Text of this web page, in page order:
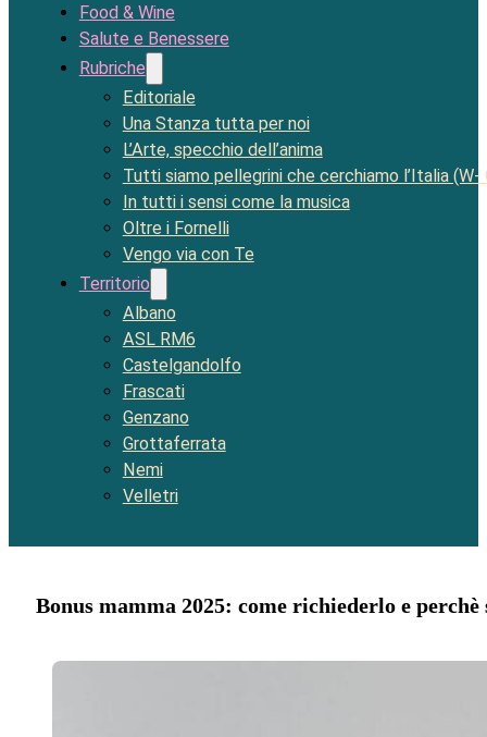
Food & Wine
Salute e Benessere
Rubriche
Editoriale
Una Stanza tutta per noi
L’Arte, specchio dell’anima
Tutti siamo pellegrini che cerchiamo l’Italia (W-
In tutti i sensi come la musica
Oltre i Fornelli
Vengo via con Te
Territorio
Albano
ASL RM6
Castelgandolfo
Frascati
Genzano
Grottaferrata
Nemi
Velletri
Bonus mamma 2025: come richiederlo e